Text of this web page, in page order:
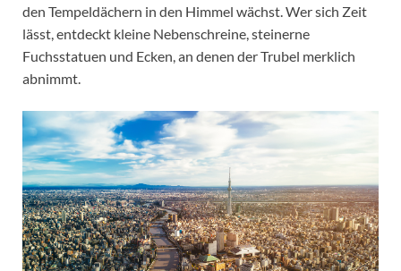
den Tempeldächern in den Himmel wächst. Wer sich Zeit
lässt, entdeckt kleine Nebenschreine, steinerne
Fuchsstatuen und Ecken, an denen der Trubel merklich
abnimmt.